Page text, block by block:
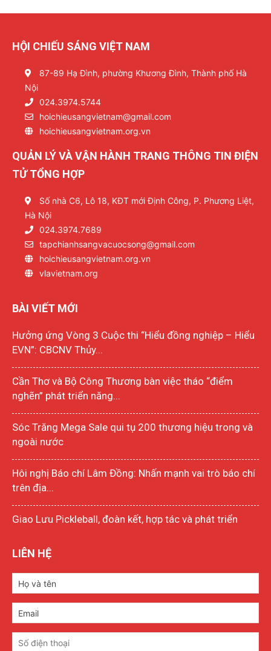
HỘI CHIẾU SÁNG VIỆT NAM
87-89 Hạ Đình, phường Khương Đình, Thành phố Hà
Nội
024.3974.5744
hoichieusangvietnam@gmail.com
hoichieusangvietnam.org.vn
QUẢN LÝ VÀ VẬN HÀNH TRANG THÔNG TIN ĐIỆN
TỬ TỔNG HỢP
Số nhà C6, Lô 18, KĐT mới Định Công, P. Phương Liệt,
Hà Nội
024.3974.7689
tapchianhsangvacuocsong@gmail.com
hoichieusangvietnam.org.vn
vlavietnam.org
BÀI VIẾT MỚI
Hưởng ứng Vòng 3 Cuộc thi “Hiểu đồng nghiệp – Hiểu
EVN”: CBCNV Thủy...
Cần Thơ và Bộ Công Thương bàn việc tháo “điểm
nghẽn” phát triển năng...
Sóc Trăng Mega Sale qui tụ 200 thương hiệu trong và
ngoài nước
Hôi nghị Báo chí Lâm Đồng: Nhấn mạnh vai trò báo chí
trên địa...
Giao Lưu Pickleball, đoàn kết, hợp tác và phát triển
LIÊN HỆ